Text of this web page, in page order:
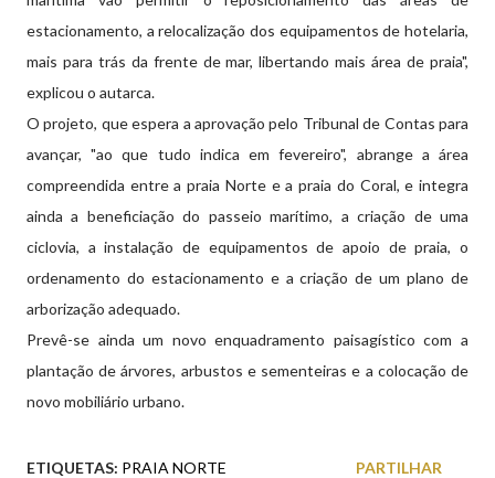
estacionamento, a relocalização dos equipamentos de hotelaria,
mais para trás da frente de mar, libertando mais área de praia",
explicou o autarca.
O projeto, que espera a aprovação pelo Tribunal de Contas para
avançar, "ao que tudo indica em fevereiro", abrange a área
compreendida entre a praia Norte e a praia do Coral, e integra
ainda a beneficiação do passeio marítimo, a criação de uma
ciclovia, a instalação de equipamentos de apoio de praia, o
ordenamento do estacionamento e a criação de um plano de
arborização adequado.
Prevê-se ainda um novo enquadramento paisagístico com a
plantação de árvores, arbustos e sementeiras e a colocação de
novo mobiliário urbano.
ETIQUETAS: PRAIA NORTE PARTILHAR